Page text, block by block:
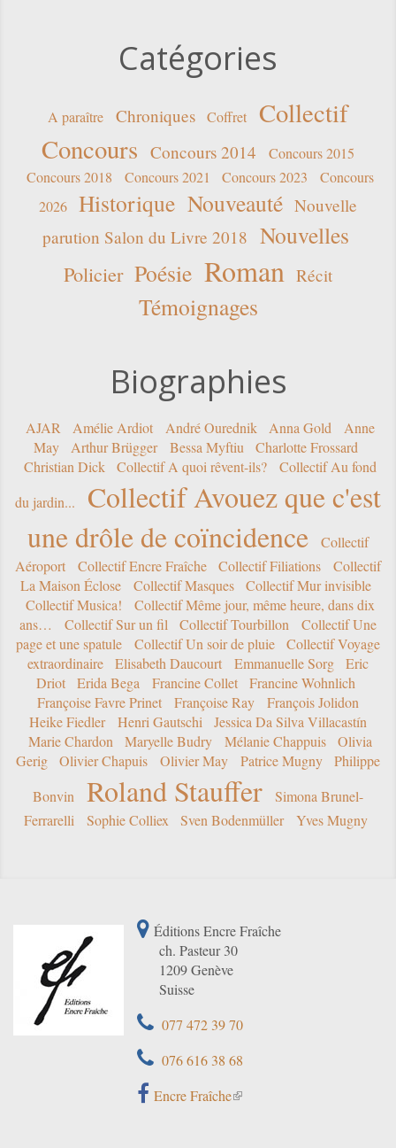
Catégories
A paraître Chroniques Coffret
Collectif
Concours Concours 2014
Concours 2015
Concours 2018
Concours 2021 Concours 2023
Concours
2026
Historique Nouveauté Nouvelle
parution Salon du Livre 2018 Nouvelles
Policier Poésie Roman Récit
Témoignages
Biographies
AJAR Amélie Ardiot André Ourednik Anna Gold
Anne
May
Arthur Brügger Bessa Myftiu
Charlotte Frossard
Christian Dick
Collectif A quoi rêvent-ils?
Collectif Au fond
du jardin...
Collectif Avouez que c'est
une drôle de coïncidence
Collectif
Aéroport
Collectif Encre Fraîche Collectif Filiations
Collectif
La Maison Éclose
Collectif Masques
Collectif Mur invisible
Collectif Musica!
Collectif Même jour, même heure, dans dix
ans…
Collectif Sur un fil Collectif Tourbillon
Collectif Une
page et une spatule
Collectif Un soir de pluie
Collectif Voyage
extraordinaire
Elisabeth Daucourt Emmanuelle Sorg
Eric
Driot
Erida Bega Francine Collet
Francine Wohnlich
Françoise Favre Prinet
Françoise Ray
François Jolidon
Heike Fiedler
Henri Gautschi
Jessica Da Silva Villacastín
Marie Chardon
Maryelle Budry Mélanie Chappuis
Olivia
Gerig
Olivier Chapuis Olivier May Patrice Mugny
Philippe
Bonvin
Roland Stauffer
Simona Brunel-
Ferrarelli
Sophie Colliex Sven Bodenmüller Yves Mugny
Éditions Encre Fraîche
ch. Pasteur 30
1209 Genève
Suisse
077 472 39 70
076 616 38 68
Encre Fraîche